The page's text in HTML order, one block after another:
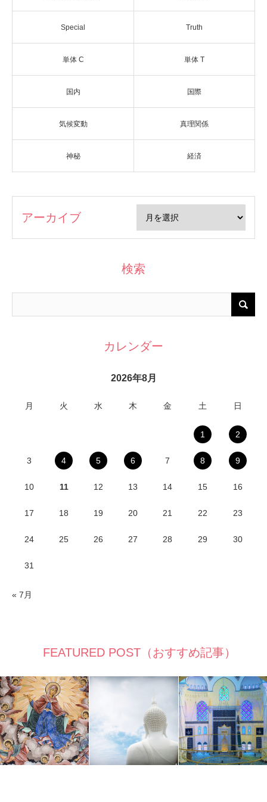
Special Truth
単体 C 単体 T
国内 国際
気候変動 真理関係
神秘 経済
アーカイブ
検索
カレンダー
2026年8月
月 火 水 木 金 土 日
1 2
3 4 5 6 7 8 9
10 11 12 13 14 15 16
17 18 19 20 21 22 23
24 25 26 27 28 29 30
31
« 7月
FEATURED POST（おすすめ記事）